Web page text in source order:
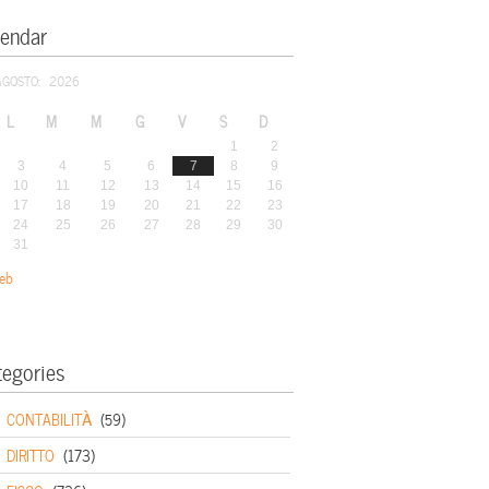
2026
L M M G V S D
1
2
3
4 5 6 7 8
9
10
11 12 13 14 15
16
17
18 19 20 21 22
23
24
25 26 27 28 29
30
31
CONTABILITÀ (59)
DIRITTO (173)